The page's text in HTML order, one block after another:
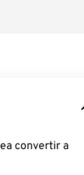
convertir a